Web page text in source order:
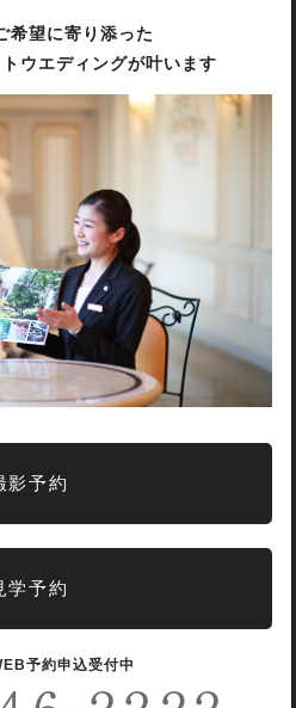
希望に寄り添った
ウエディングが叶います
影予約
学予約
予約申込受付中